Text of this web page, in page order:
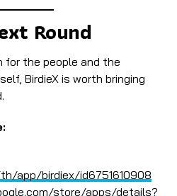
Round
for the people and the
BirdieX is worth bringing
app/birdiex/id6751610908
store/apps/details?